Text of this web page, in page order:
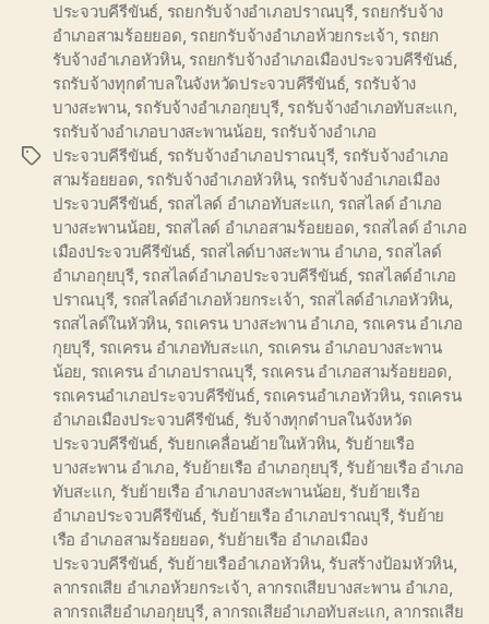
Tags
ประจวบคีรีขันธ์, รถยกรับจ้างอำเภอปราณบุรี, รถยกรับจ้าง
อำเภอสามร้อยยอด, รถยกรับจ้างอำเภอห้วยกระเจ้า, รถยก
รับจ้างอำเภอหัวหิน, รถยกรับจ้างอำเภอเมืองประจวบคีรีขันธ์,
รถรับจ้างทุกตำบลในจังหวัดประจวบคีรีขันธ์, รถรับจ้าง
บางสะพาน, รถรับจ้างอำเภอกุยบุรี, รถรับจ้างอำเภอทับสะแก,
รถรับจ้างอำเภอบางสะพานน้อย, รถรับจ้างอำเภอ
ประจวบคีรีขันธ์, รถรับจ้างอำเภอปราณบุรี, รถรับจ้างอำเภอ
สามร้อยยอด, รถรับจ้างอำเภอหัวหิน, รถรับจ้างอำเภอเมือง
ประจวบคีรีขันธ์, รถสไลด์ อำเภอทับสะแก, รถสไลด์ อำเภอ
บางสะพานน้อย, รถสไลด์ อำเภอสามร้อยยอด, รถสไลด์ อำเภอ
เมืองประจวบคีรีขันธ์, รถสไลด์บางสะพาน อำเภอ, รถสไลด์
อำเภอกุยบุรี, รถสไลด์อำเภอประจวบคีรีขันธ์, รถสไลด์อำเภอ
ปราณบุรี, รถสไลด์อำเภอห้วยกระเจ้า, รถสไลด์อำเภอหัวหิน,
รถสไลด์ในหัวหิน, รถเครน บางสะพาน อำเภอ, รถเครน อำเภอ
กุยบุรี, รถเครน อำเภอทับสะแก, รถเครน อำเภอบางสะพาน
น้อย, รถเครน อำเภอปราณบุรี, รถเครน อำเภอสามร้อยยอด,
รถเครนอำเภอประจวบคีรีขันธ์, รถเครนอำเภอหัวหิน, รถเครน
อำเภอเมืองประจวบคีรีขันธ์, รับจ้างทุกตำบลในจังหวัด
ประจวบคีรีขันธ์, รับยกเคลื่อนย้ายในหัวหิน, รับย้ายเรือ
บางสะพาน อำเภอ, รับย้ายเรือ อำเภอกุยบุรี, รับย้ายเรือ อำเภอ
ทับสะแก, รับย้ายเรือ อำเภอบางสะพานน้อย, รับย้ายเรือ
อำเภอประจวบคีรีขันธ์, รับย้ายเรือ อำเภอปราณบุรี, รับย้าย
เรือ อำเภอสามร้อยยอด, รับย้ายเรือ อำเภอเมือง
ประจวบคีรีขันธ์, รับย้ายเรืออำเภอหัวหิน, รับสร้างป้อมหัวหิน,
ลากรถเสีย อำเภอห้วยกระเจ้า, ลากรถเสียบางสะพาน อำเภอ,
ลากรถเสียอำเภอกุยบุรี, ลากรถเสียอำเภอทับสะแก, ลากรถเสีย